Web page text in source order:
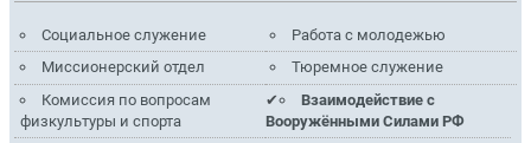
Социальное служение
Работа с молодежью
Миссионерский отдел
Тюремное служение
Комиссия по вопросам
физкультуры и спорта
Взаимодействие с
Вооружёнными Силами РФ